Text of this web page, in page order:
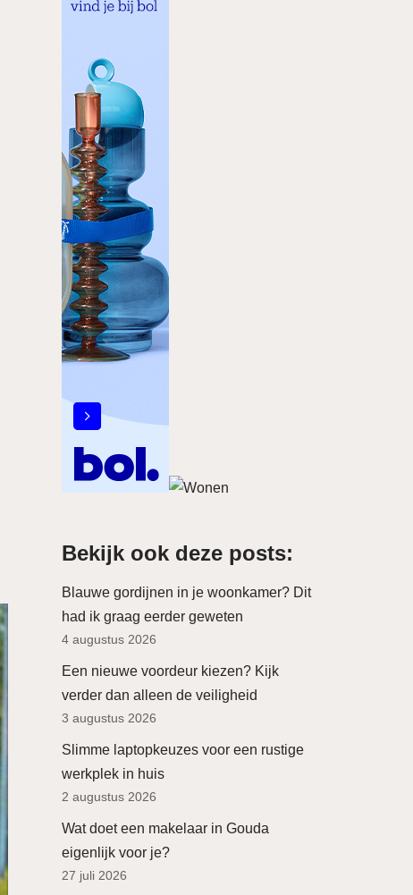
Bekijk ook deze posts:
Blauwe gordijnen in je woonkamer? Dit
had ik graag eerder geweten
4 augustus 2026
Een nieuwe voordeur kiezen? Kijk
verder dan alleen de veiligheid
3 augustus 2026
Slimme laptopkeuzes voor een rustige
werkplek in huis
2 augustus 2026
Wat doet een makelaar in Gouda
eigenlijk voor je?
27 juli 2026